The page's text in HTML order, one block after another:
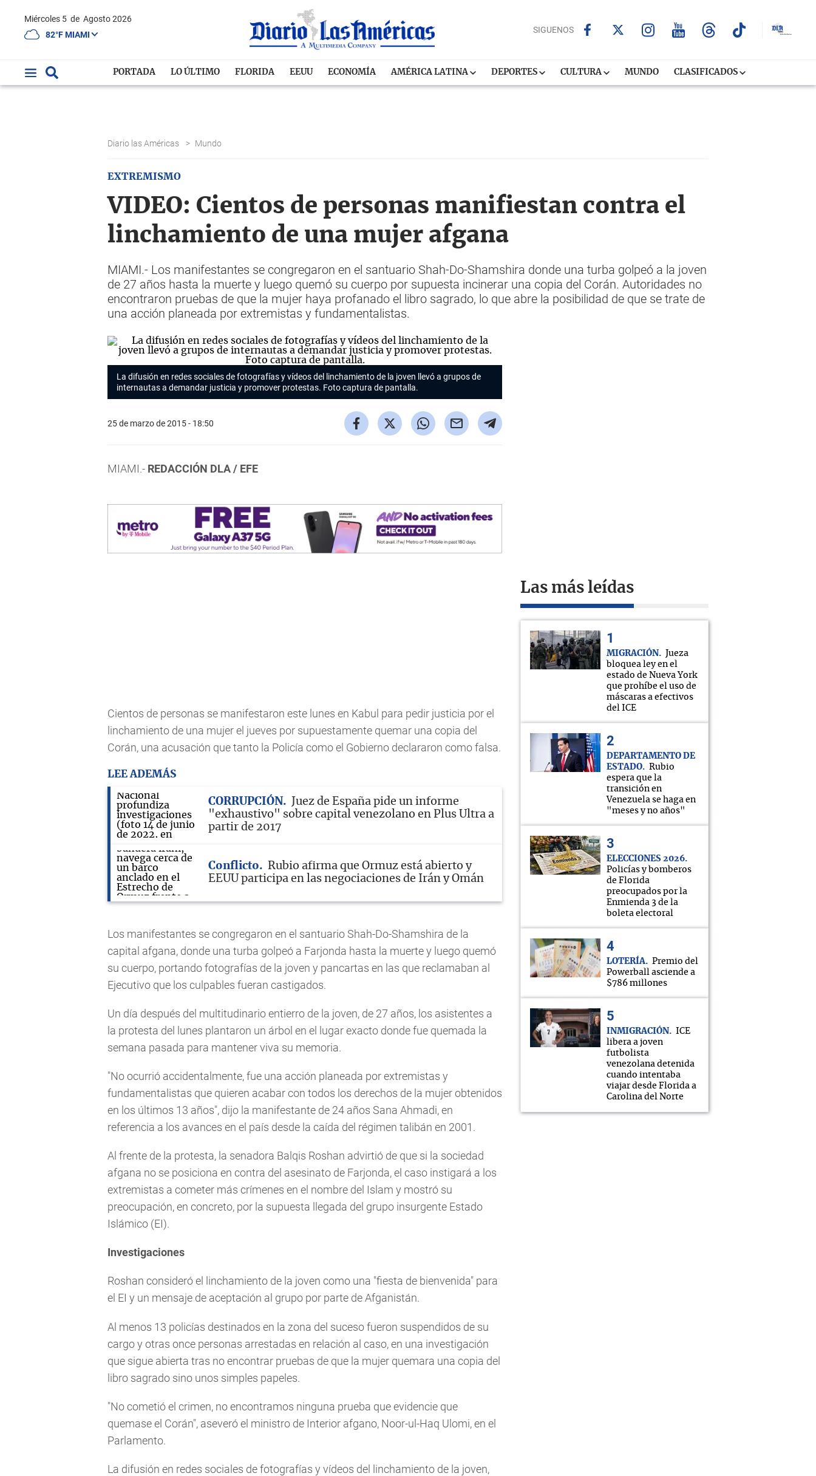
Miércoles 5 de Agosto 2026
82°F MIAMI
SIGUENOS
PORTADA LO ÚLTIMO FLORIDA EEUU ECONOMÍA AMÉRICA LATINA DEPORTES CULTURA MUNDO CLASIFICADOS
Diario las Américas > Mundo
EXTREMISMO
VIDEO: Cientos de personas manifiestan contra el
linchamiento de una mujer afgana
MIAMI.- Los manifestantes se congregaron en el santuario Shah-Do-Shamshira donde una turba golpeó a la joven
de 27 años hasta la muerte y luego quemó su cuerpo por supuesta incinerar una copia del Corán. Autoridades no
encontraron pruebas de que la mujer haya profanado el libro sagrado, lo que abre la posibilidad de que se trate de
una acción planeada por extremistas y fundamentalistas.
La difusión en redes sociales de fotografías y vídeos del linchamiento de la joven llevó a grupos de
internautas a demandar justicia y promover protestas. Foto captura de pantalla.
25 de marzo de 2015 - 18:50
MIAMI.- REDACCIÓN DLA / EFE
Cientos de personas se manifestaron este lunes en Kabul para pedir justicia por el
linchamiento de una mujer el jueves por supuestamente quemar una copia del
Corán, una acusación que tanto la Policía como el Gobierno declararon como falsa.
LEE ADEMÁS
CORRUPCIÓN
Juez de España pide un informe
"exhaustivo" sobre capital venezolano en Plus Ultra a
partir de 2017
Conflicto
Rubio afirma que Ormuz está abierto y
EEUU participa en las negociaciones de Irán y Omán
Los manifestantes se congregaron en el santuario Shah-Do-Shamshira de la
capital afgana, donde una turba golpeó a Farjonda hasta la muerte y luego quemó
su cuerpo, portando fotografías de la joven y pancartas en las que reclamaban al
Ejecutivo que los culpables fueran castigados.
Un día después del multitudinario entierro de la joven, de 27 años, los asistentes a
la protesta del lunes plantaron un árbol en el lugar exacto donde fue quemada la
semana pasada para mantener viva su memoria.
"No ocurrió accidentalmente, fue una acción planeada por extremistas y
fundamentalistas que quieren acabar con todos los derechos de la mujer obtenidos
en los últimos 13 años", dijo la manifestante de 24 años Sana Ahmadi, en
referencia a los avances en el país desde la caída del régimen talibán en 2001.
Al frente de la protesta, la senadora Balqis Roshan advirtió de que si la sociedad
afgana no se posiciona en contra del asesinato de Farjonda, el caso instigará a los
extremistas a cometer más crímenes en el nombre del Islam y mostró su
preocupación, en concreto, por la supuesta llegada del grupo insurgente Estado
Islámico (EI).
Investigaciones
Roshan consideró el linchamiento de la joven como una "fiesta de bienvenida" para
el EI y un mensaje de aceptación al grupo por parte de Afganistán.
Al menos 13 policías destinados en la zona del suceso fueron suspendidos de su
cargo y otras once personas arrestadas en relación al caso, en una investigación
que sigue abierta tras no encontrar pruebas de que la mujer quemara una copia del
libro sagrado sino unos simples papeles.
"No cometió el crimen, no encontramos ninguna prueba que evidencie que
quemase el Corán", aseveró el ministro de Interior afgano, Noor-ul-Haq Ulomi, en el
Parlamento.
La difusión en redes sociales de fotografías y vídeos del linchamiento de la joven,
Las más leídas
MIGRACIÓN
Jueza
bloquea ley en el
estado de Nueva York
que prohíbe el uso de
máscaras a efectivos
del ICE
DEPARTAMENTO DE
ESTADO
Rubio
espera que la
transición en
Venezuela se haga en
"meses y no años"
ELECCIONES 2026
Policías y bomberos
de Florida
preocupados por la
Enmienda 3 de la
boleta electoral
LOTERÍA
Premio del
Powerball asciende a
$786 millones
INMIGRACIÓN
ICE
libera a joven
futbolista
venezolana detenida
cuando intentaba
viajar desde Florida a
Carolina del Norte